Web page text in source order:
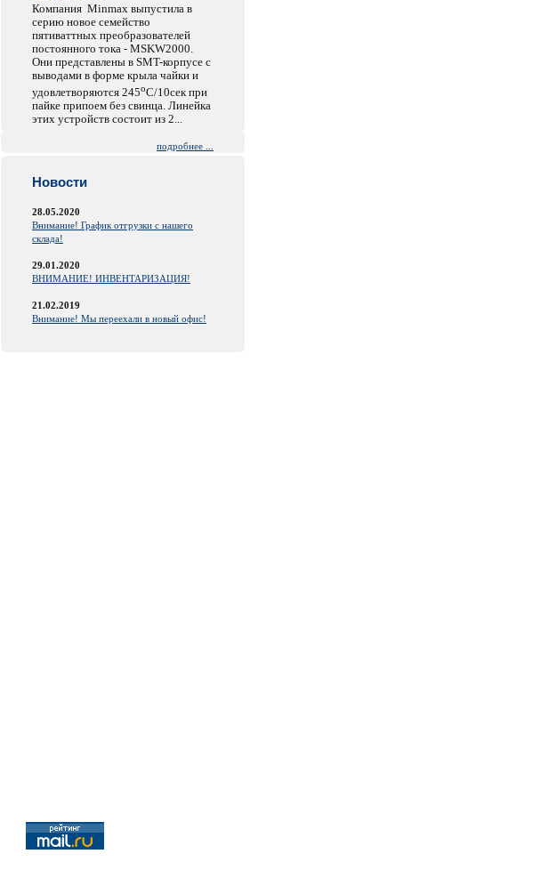
Компания Minmax выпустила в
серию новое семейство
пятиваттных преобразователей
постоянного тока - MSKW2000.
Они представлены в SMT-корпусе с
выводами в форме крыла чайки и
удовлетворяются 245oC/10сек при
пайке припоем без свинца. Линейка
этих устройств состоит из 2...
подробнее ...
Новости
28.05.2020
Внимание! График отгрузки с нашего
склада!
29.01.2020
ВНИМАНИЕ! ИНВЕНТАРИЗАЦИЯ!
21.02.2019
Внимание! Мы переехали в новый офис!